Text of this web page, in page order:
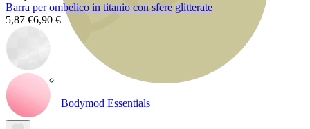
Bodymod Essentials
Barra per ombelico in titanio con sfere glitterate
5,87 €6,90 €